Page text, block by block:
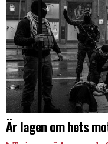
Är lagen om hets